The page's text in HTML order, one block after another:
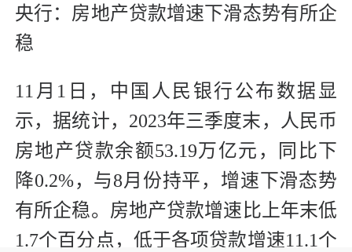
央行：房地产贷款增速下滑态势有所企
稳
11月1日，中国人民银行公布数据显
示，据统计，2023年三季度末，人民币
房地产贷款余额53.19万亿元，同比下
降0.2%，与8月份持平，增速下滑态势
有所企稳。房地产贷款增速比上年末低
1.7个百分点，低于各项贷款增速11.1个